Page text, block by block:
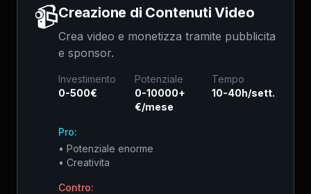
📹Creazione di Contenuti Video
Crea video e monetizza tramite pubblicita
e sponsor.
Investimento
0-500€
Potenziale
0-10000+
€/mese
Tempo
10-40h/sett.
Pro:
• Potenziale enorme
• Creativita
Contro: